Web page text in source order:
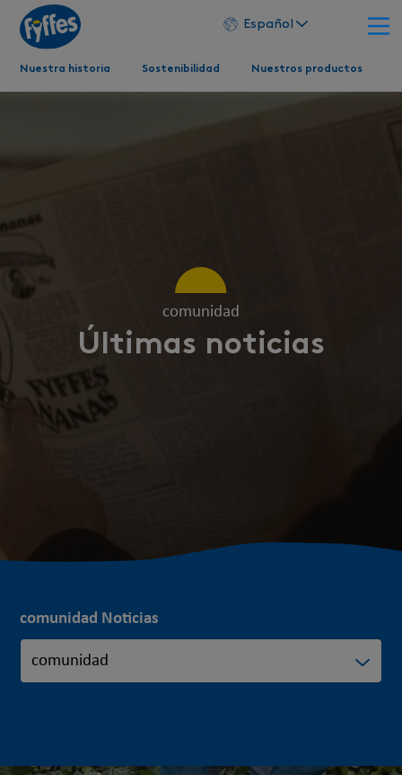
Español
Nuestra historia Sostenibilidad Nuestros productos
comunidad
Últimas noticias
comunidad Noticias